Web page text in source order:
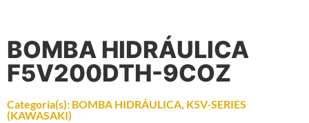
BOMBA HIDRÁULICA
F5V200DTH-9COZ
Categoria(s): BOMBA HIDRÁULICA, K5V-SERIES
(KAWASAKI)